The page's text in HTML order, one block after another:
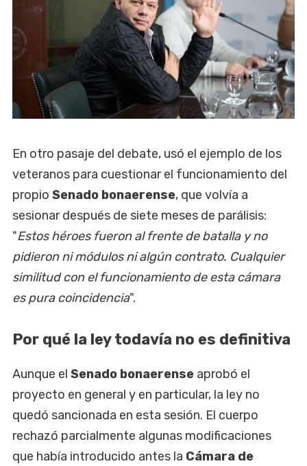
En otro pasaje del debate, usó el ejemplo de los
veteranos para cuestionar el funcionamiento del
propio Senado bonaerense, que volvía a
sesionar después de siete meses de parálisis:
"Estos héroes fueron al frente de batalla y no
pidieron ni módulos ni algún contrato. Cualquier
similitud con el funcionamiento de esta cámara
es pura coincidencia".
Por qué la ley todavía no es definitiva
Aunque el Senado bonaerense aprobó el
proyecto en general y en particular, la ley no
quedó sancionada en esta sesión. El cuerpo
rechazó parcialmente algunas modificaciones
que había introducido antes la Cámara de